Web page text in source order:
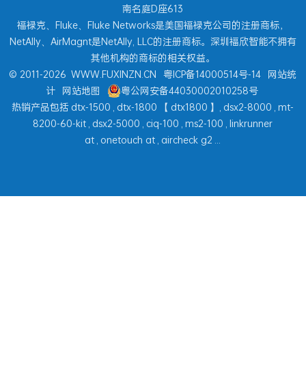
南名庭D座613
福禄克、Fluke、Fluke Networks是美国福禄克公司的注册商标，
NetAlly、AirMagnt是NetAlly, LLC的注册商标。深圳福欣智能不拥有
其他机构的商标的相关权益。
© 2011-2026 WWW.FUXINZN.CN 粤ICP备14000514号-14 网站统
计 网站地图
粤公网安备44030002010258号
热销产品包括 dtx-1500 , dtx-1800 【 dtx1800 】, dsx2-8000 , mt-
8200-60-kit , dsx2-5000 , ciq-100 , ms2-100 , linkrunner
at , onetouch at , aircheck g2 ...